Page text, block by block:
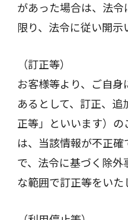
があった場合は、法
限り、法令に従い開示
（訂正等）
お客様等より、ご自
あるとして、訂正、
正等」といいます）
は、当該情報が不正
で、法令に基づく除
な範囲で訂正等をいた